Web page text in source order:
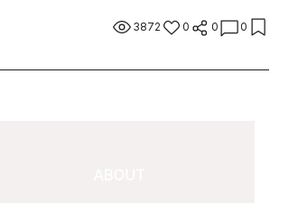
3872 0 0 0